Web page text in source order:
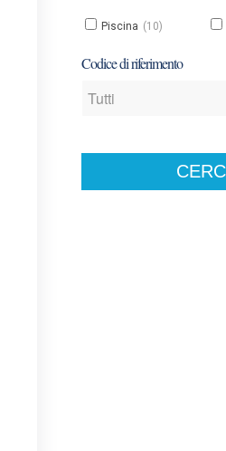
Piscina (10)
Codice di riferimento